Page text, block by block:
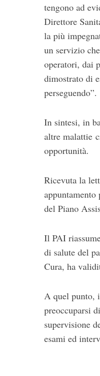
tengono ad
Direttore
la più
un servizio
operatori, dai
dimostrato di
perseguendo”.
In sintesi, in
altre malattie
opportunità.
Ricevuta la
del Piano
Il PAI
di salute del
Cura, ha
A quel punto,
preoccuparsi
supervisione
esami ed